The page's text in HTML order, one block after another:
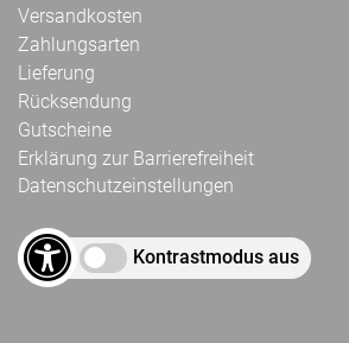
Versandkosten
Zahlungsarten
Lieferung
Rücksendung
Gutscheine
Erklärung zur Barrierefreiheit
Datenschutzeinstellungen
Kontrastmodus aus